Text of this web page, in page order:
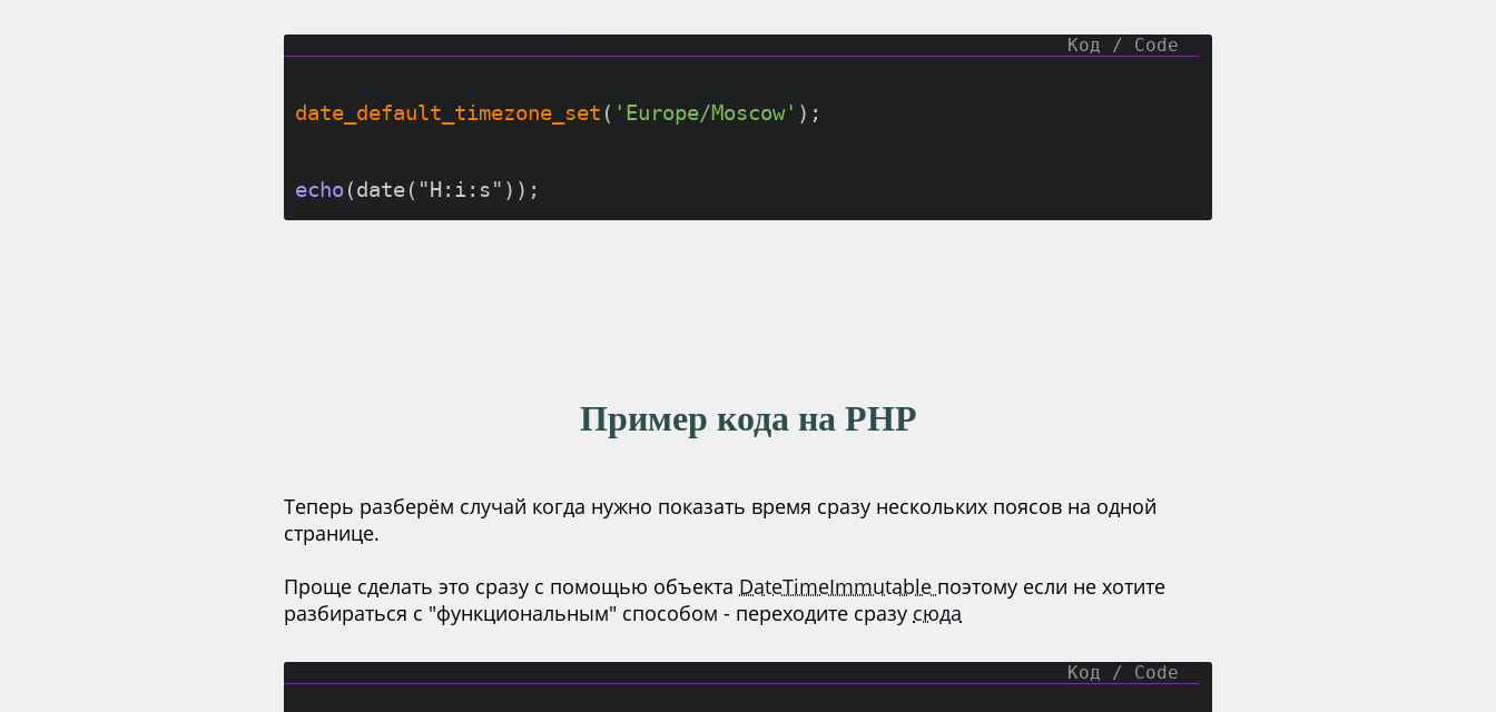
date_default_timezone_set ( 'Europe/Moscow'
echo
Пример кода на PHP
Теперь разберём случай когда нужно показать время сразу нескольких поясов на одной
странице.
Проще сделать это сразу с помощью объекта DateTimeImmutable поэтому если не хотите
разбираться с "функциональным" способом - переходите сразу сюда